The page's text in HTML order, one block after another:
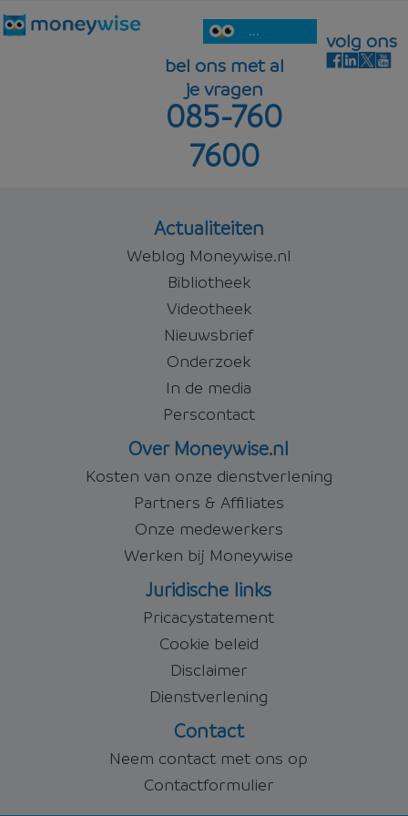
...
bel ons met al
je vragen
085-760
7600
volg ons
Actualiteiten
Weblog Moneywise.nl
Bibliotheek
Videotheek
Nieuwsbrief
Onderzoek
In de media
Perscontact
Over Moneywise.nl
Kosten van onze dienstverlening
Partners & Affiliates
Onze medewerkers
Werken bij Moneywise
Juridische links
Pricacystatement
Cookie beleid
Disclaimer
Dienstverlening
Contact
Neem contact met ons op
Contactformulier